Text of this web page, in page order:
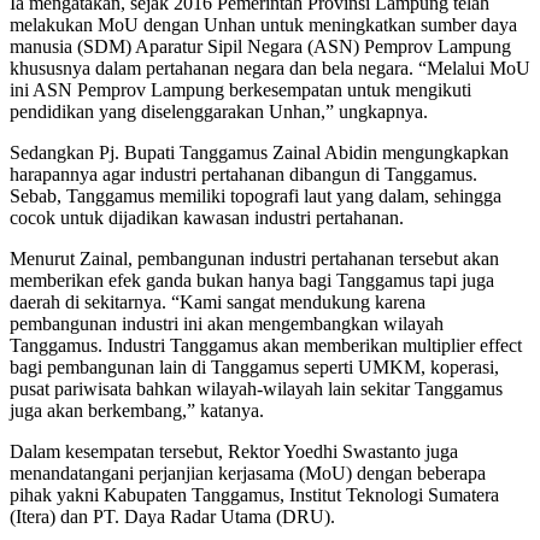
melakukan MoU dengan Unhan untuk meningkatkan sumber daya
manusia (SDM) Aparatur Sipil Negara (ASN) Pemprov Lampung
khususnya dalam pertahanan negara dan bela negara. “Melalui MoU
ini ASN Pemprov Lampung berkesempatan untuk mengikuti
pendidikan yang diselenggarakan Unhan,” ungkapnya.
Sedangkan Pj. Bupati Tanggamus Zainal Abidin mengungkapkan
harapannya agar industri pertahanan dibangun di Tanggamus.
Sebab, Tanggamus memiliki topografi laut yang dalam, sehingga
cocok untuk dijadikan kawasan industri pertahanan.
Menurut Zainal, pembangunan industri pertahanan tersebut akan
memberikan efek ganda bukan hanya bagi Tanggamus tapi juga
daerah di sekitarnya. “Kami sangat mendukung karena
pembangunan industri ini akan mengembangkan wilayah
Tanggamus. Industri Tanggamus akan memberikan multiplier effect
bagi pembangunan lain di Tanggamus seperti UMKM, koperasi,
pusat pariwisata bahkan wilayah-wilayah lain sekitar Tanggamus
juga akan berkembang,” katanya.
Dalam kesempatan tersebut, Rektor Yoedhi Swastanto juga
menandatangani perjanjian kerjasama (MoU) dengan beberapa
pihak yakni Kabupaten Tanggamus, Institut Teknologi Sumatera
(Itera) dan PT. Daya Radar Utama (DRU).